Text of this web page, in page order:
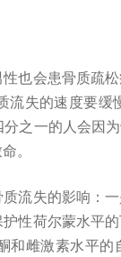
也会患骨质疏
失的速度要缓
之一的人会因
。
流失的影响：
性荷尔蒙水平
雌激素水平的